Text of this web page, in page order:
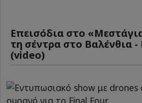
Επεισόδια στο
τη σέντρα στο Βαλένθια
(video)